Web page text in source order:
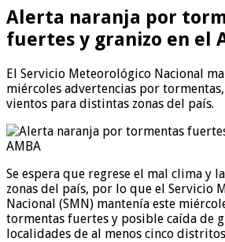
Alerta naranja por
fuertes y granizo en el
El Servicio Meteorológico Nacional
miércoles advertencias por
vientos para distintas zonas del país.
Se espera que regrese el mal clima y
zonas del país, por lo que el Servicio
Nacional (SMN) mantenía este
tormentas fuertes y posible caída de
localidades de al menos cinco